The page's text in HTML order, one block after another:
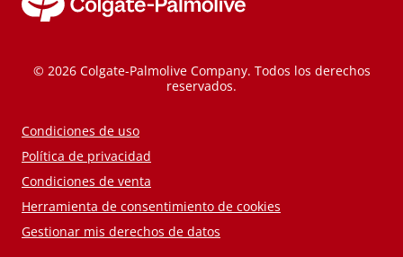
© 2026 Colgate-Palmolive Company. Todos los derechos
reservados.
Condiciones de uso
Política de privacidad
Condiciones de venta
Herramienta de consentimiento de cookies
Gestionar mis derechos de datos